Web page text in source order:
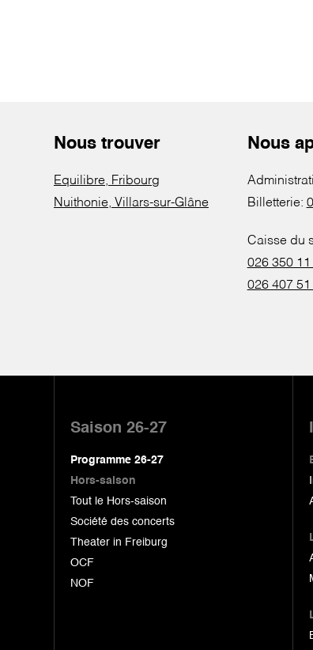
Nous trouver
Equilibre, Fribourg
Nuithonie, Villars-sur-Glâne
Nous
Billetterie:
Caisse du
026 350 11
026 407 51
Saison 26-27
Programme 26-27
Hors-saison
Tout le Hors-saison
Société des concerts
Theater in Freiburg
OCF
NOF